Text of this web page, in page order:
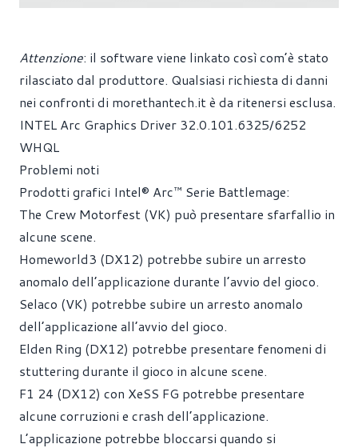
Attenzione: il software viene linkato così com’è stato
rilasciato dal produttore. Qualsiasi richiesta di danni
nei confronti di morethantech.itè da ritenersi esclusa.
INTEL Arc Graphics Driver 32.0.101.6325/6252
WHQL
Problemi noti
Prodotti grafici Intel® Arc™ Serie Battlemage:
The Crew Motorfest (VK) può presentare sfarfallio in
alcune scene.
Homeworld3 (DX12) potrebbe subire un arresto
anomalo dell’applicazione durante l’avvio del gioco.
Selaco (VK) potrebbe subire un arresto anomalo
dell’applicazione all’avvio del gioco.
Elden Ring (DX12) potrebbe presentare fenomeni di
stuttering durante il gioco in alcune scene.
F1 24 (DX12) con XeSS FG potrebbe presentare
alcune corruzioni e crash dell’applicazione.
L’applicazione potrebbe bloccarsi quando si